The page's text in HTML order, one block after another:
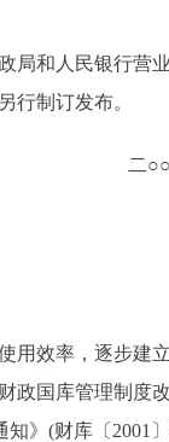
局和人民银行营
行制订发布。
二○○
用效率，逐步建
政国库管理制度
》(财库〔2001